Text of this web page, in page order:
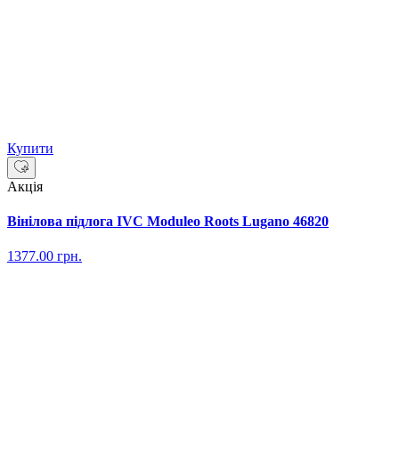
Купити
Акція
Вінілова підлога IVC Moduleo Roots Lugano 46820
1377.00 грн.